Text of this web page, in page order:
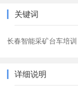
关键词
长春智能采矿台车培训
详细说明